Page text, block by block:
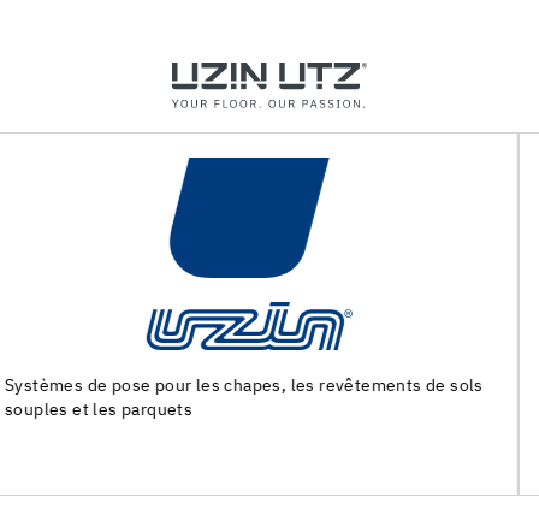
Machines et outils pour la preparation du support et la pose
des revêtements de sol